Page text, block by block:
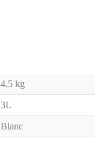
4,5 kg
3L
Blanc